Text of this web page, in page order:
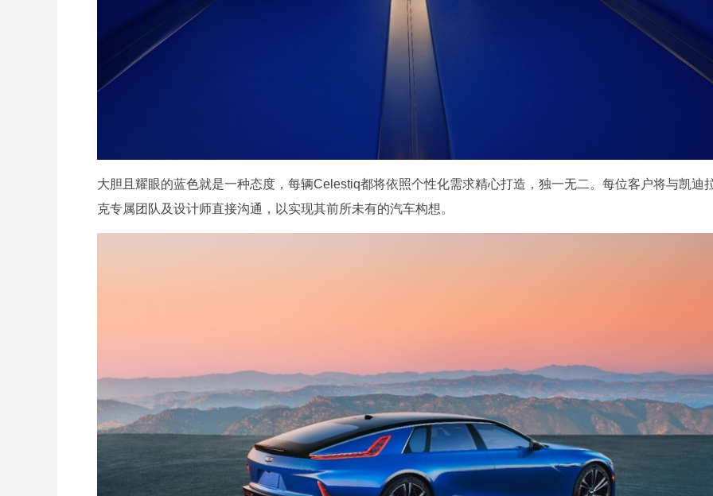
大胆且耀眼的蓝色就是一种态度，每辆Celestiq都将依照个性化需求精心打造，独一无二。每位客户将与凯迪
克专属团队及设计师直接沟通，以实现其前所未有的汽车构想。